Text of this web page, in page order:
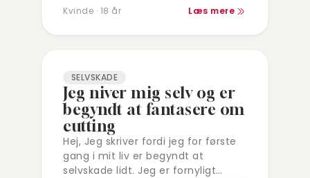
mig.Jeg har…
Kvinde · 18 år Læs mere
SELVSKADE
Jeg niver mig selv og er
begyndt at fantasere om
cutting
Hej, Jeg skriver fordi jeg for første
gang i mit liv er begyndt at
selvskade lidt. Jeg er fornyligt